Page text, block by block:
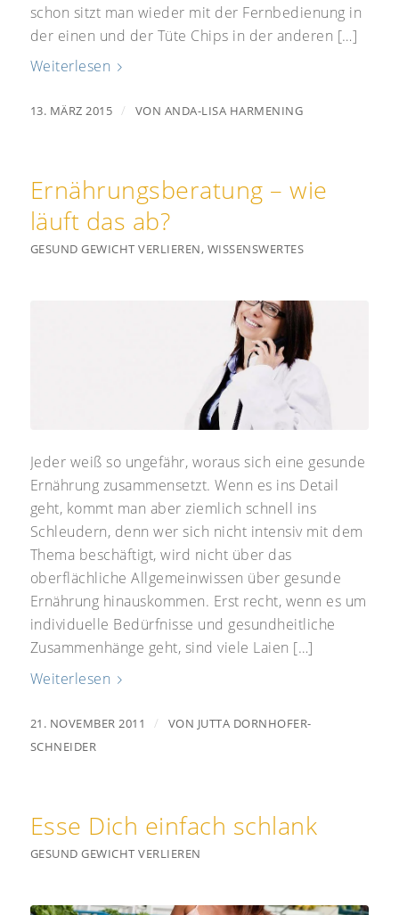
schon sitzt man wieder mit der Fernbedienung in
der einen und der Tüte Chips in der anderen […]
Weiterlesen
13. MÄRZ 2015 / VON ANDA-LISA HARMENING
Ernährungsberatung – wie
läuft das ab?
GESUND GEWICHT VERLIEREN, WISSENSWERTES
Jeder weiß so ungefähr, woraus sich eine gesunde
Ernährung zusammensetzt. Wenn es ins Detail
geht, kommt man aber ziemlich schnell ins
Schleudern, denn wer sich nicht intensiv mit dem
Thema beschäftigt, wird nicht über das
oberflächliche Allgemeinwissen über gesunde
Ernährung hinauskommen. Erst recht, wenn es um
individuelle Bedürfnisse und gesundheitliche
Zusammenhänge geht, sind viele Laien […]
Weiterlesen
21. NOVEMBER 2011 / VON JUTTA DORNHOFER-
SCHNEIDER
Esse Dich einfach schlank
GESUND GEWICHT VERLIEREN